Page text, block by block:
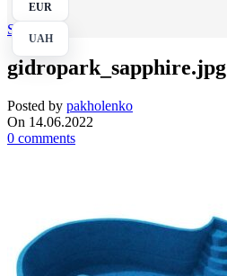
EUR
UAH
Search
gidropark_sapphire.jpg
Posted by pakholenko
On 14.06.2022
0 comments